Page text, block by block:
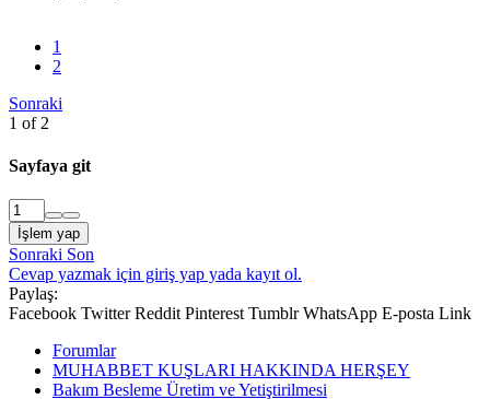
1
2
Sonraki
1 of 2
Sayfaya git
İşlem yap
Sonraki Son
Cevap yazmak için giriş yap yada kayıt ol.
Paylaş:
Facebook Twitter Reddit Pinterest Tumblr WhatsApp E-posta Link
Forumlar
MUHABBET KUŞLARI HAKKINDA HERŞEY
Bakım Besleme Üretim ve Yetiştirilmesi